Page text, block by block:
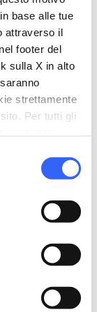
base alle tue
attraverso il
footer del
sulla X in alto
strettamente
Per tutti gli